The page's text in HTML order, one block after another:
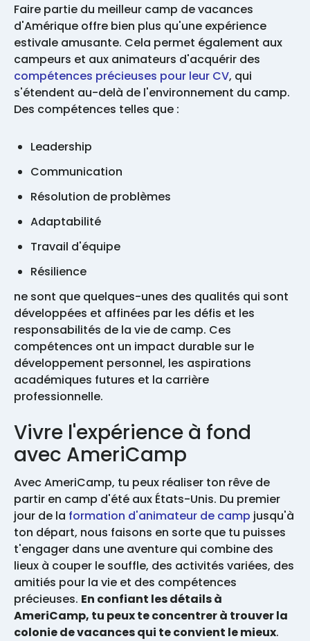
Faire partie du meilleur camp de vacances
d'Amérique offre bien plus qu'une expérience
estivale amusante. Cela permet également aux
campeurs et aux animateurs d'acquérir des
compétences précieuses pour leur CV, qui
s'étendent au-delà de l'environnement du camp.
Des compétences telles que :
Leadership
Communication
Résolution de problèmes
Adaptabilité
Travail d'équipe
Résilience
ne sont que quelques-unes des qualités qui sont
développées et affinées par les défis et les
responsabilités de la vie de camp. Ces
compétences ont un impact durable sur le
développement personnel, les aspirations
académiques futures et la carrière
professionnelle.
Vivre l'expérience à fond
avec AmeriCamp
Avec AmeriCamp, tu peux réaliser ton rêve de
partir en camp d'été aux États-Unis. Du premier
jour de la formation d'animateur de camp jusqu'à
ton départ, nous faisons en sorte que tu puisses
t'engager dans une aventure qui combine des
lieux à couper le souffle, des activités variées, des
amitiés pour la vie et des compétences
précieuses. En confiant les détails à
AmeriCamp, tu peux te concentrer à trouver la
colonie de vacances qui te convient le mieux.